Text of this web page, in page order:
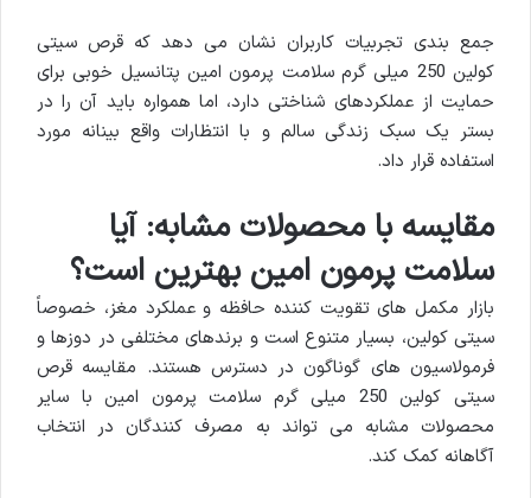
جمع بندی تجربیات کاربران نشان می دهد که قرص سیتی
کولین 250 میلی گرم سلامت پرمون امین پتانسیل خوبی برای
حمایت از عملکردهای شناختی دارد، اما همواره باید آن را در
بستر یک سبک زندگی سالم و با انتظارات واقع بینانه مورد
استفاده قرار داد.
مقایسه با محصولات مشابه: آیا
سلامت پرمون امین بهترین است؟
بازار مکمل های تقویت کننده حافظه و عملکرد مغز، خصوصاً
سیتی کولین، بسیار متنوع است و برندهای مختلفی در دوزها و
فرمولاسیون های گوناگون در دسترس هستند. مقایسه قرص
سیتی کولین 250 میلی گرم سلامت پرمون امین با سایر
محصولات مشابه می تواند به مصرف کنندگان در انتخاب
آگاهانه کمک کند.